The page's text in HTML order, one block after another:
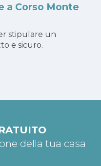
a Corso Monte
stipulare un
e sicuro.
della tua casa